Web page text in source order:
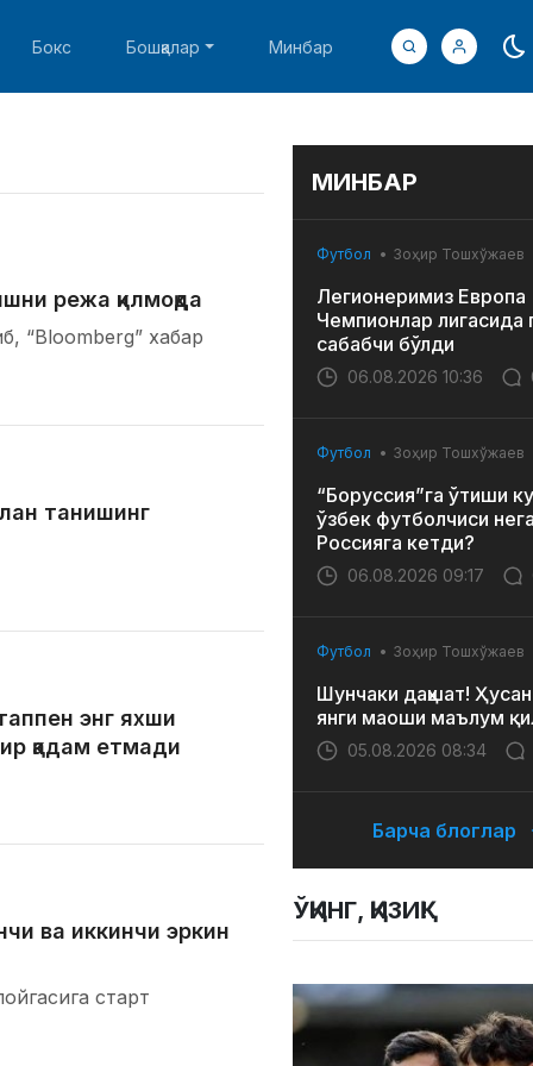
Бокс Бошқалар Минбар
режа қилмоқда
“Bloomberg” хабар
танишинг
энг яхши
қадам етмади
ва иккинчи эркин
старт
МИНБАР
Футбол Зоҳир Тошхўжаев
Легионеримиз Европа
Чемпионлар лигасида
сабабчи бўлди
06.08.2026 10:36
Футбол Зоҳир Тошхўжаев
“Боруссия”га ўтиши
ўзбек футболчиси
Россияга кетди?
06.08.2026 09:17
Футбол Зоҳир Тошхўжаев
Шунчаки даҳшат!
янги маоши маълум
05.08.2026 08:34
Барча блоглар
ЎҚИНГ, ҚИЗИҚ!